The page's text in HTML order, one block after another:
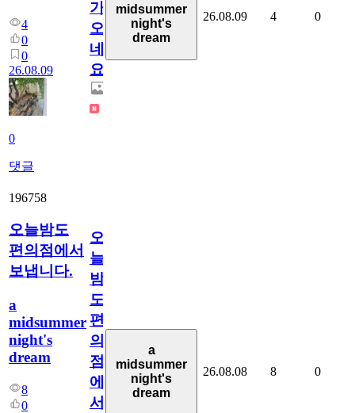
4
0
0
26.08.09
0
댓글
가
오
네
요.
midsummer
night's
dream
26.08.09 4 0
196758
오늘밤도
편의점에서
보냅니다.
a
midsummer
night's
dream
8
0
오
늘
밤
도
편
의
점
에
서
a
midsummer
night's
dream
26.08.08 8 0